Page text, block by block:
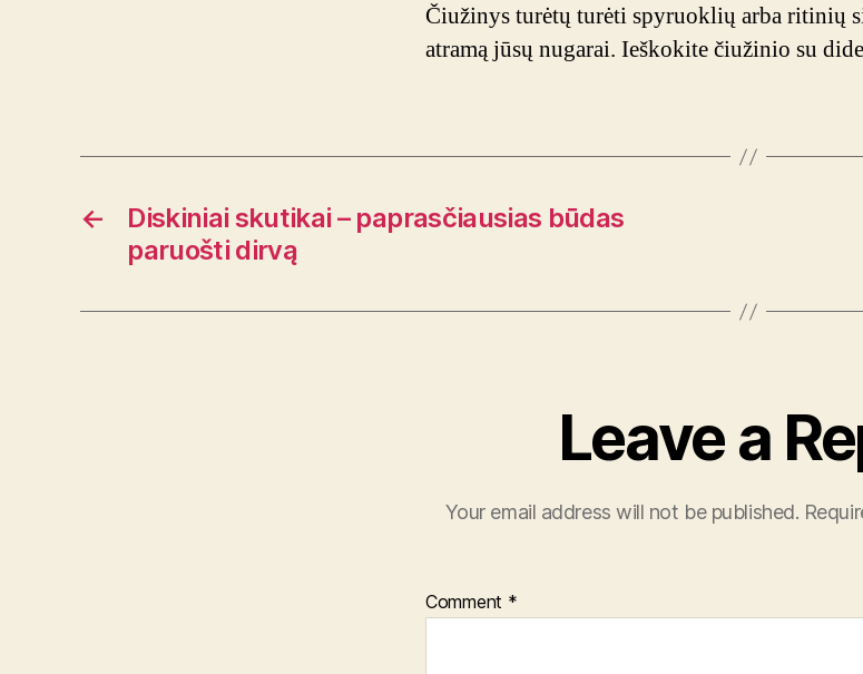
Čiužinys turėtų turėti spyruoklių arba ritinių
atramą jūsų nugarai. Ieškokite čiužinio su
←
Diskiniai skutikai – paprasčiausias būdas
paruošti dirvą
Leave a
Your email address will not be published.
Comment *